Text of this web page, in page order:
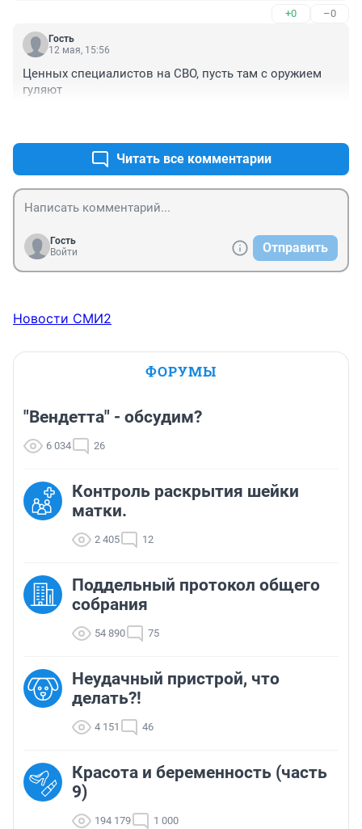
+0 –0
Гость
12 мая, 15:56
Ценных специалистов на СВО, пусть там с оружием
гуляют
Читать все комментарии
Гость
Войти
Отправить
Новости СМИ2
ФОРУМЫ
"Вендетта" - обсудим?
6 034 26
Контроль раскрытия шейки
матки.
2 405 12
Поддельный протокол общего
собрания
54 890 75
Неудачный пристрой, что
делать?!
4 151 46
Красота и беременность (часть
9)
194 179 1 000